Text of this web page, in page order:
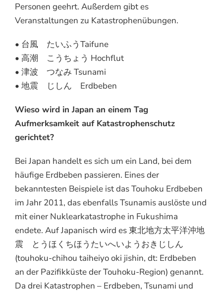
Personen geehrt. Außerdem gibt es
Veranstaltungen zu Katastrophenübungen.
• 台風 たいふうTaifune
• 高潮 こうちょう Hochflut
• 津波 つなみ Tsunami
• 地震 じしん Erdbeben
Wieso wird in Japan an einem Tag
Aufmerksamkeit auf Katastrophenschutz
gerichtet?
Bei Japan handelt es sich um ein Land, bei dem
häufige Erdbeben passieren. Eines der
bekanntesten Beispiele ist das Touhoku Erdbeben
im Jahr 2011, das ebenfalls Tsunamis auslöste und
mit einer Nuklearkatastrophe in Fukushima
endete. Auf Japanisch wird es 東北地方太平洋沖地
震 とうほくちほうたいへいようおきじしん
(touhoku-chihou taiheiyo oki jishin, dt: Erdbeben
an der Pazifikküste der Touhoku-Region) genannt.
Da drei Katastrophen – Erdbeben, Tsunami und